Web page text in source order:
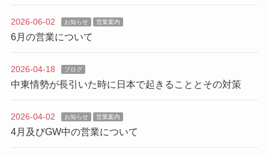
2026-06-02 お知らせ 営業案内
6月の営業について
2026-04-18 ブログ
中東情勢が長引いた時に日本で起きることとその対策
2026-04-02 お知らせ 営業案内
4月及びGW中の営業について